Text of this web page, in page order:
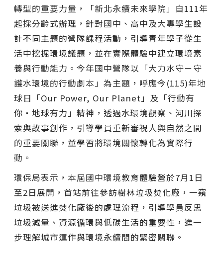
轉型的重要力量，「新北永續未來學院」自111年
起採分齡式辦理，針對國中、高中及大專學生設
計不同主題的營隊課程活動，引導青年學子從生
活中挖掘環境議題，並在實際體驗中建立環境素
養與行動能力。今年國中營隊以「大力水守－守
護水環境的行動劇本」為主題，呼應今(115)年地
球日「Our Power, Our Planet」及「行動有
你・地球有力」精神，透過水環境觀察、河川探
索與故事創作，引導學員重新審視人與自然之間
的重要關聯，並學習將環境關懷轉化為實際行
動。
環保局表示，本屆國中環境教育體驗營於7月1日
至2日展開，首站前往參訪樹林垃圾焚化廠，一窺
垃圾被送進焚化廠後的處理流程，引導學員反思
垃圾減量、資源循環與低碳生活的重要性，進一
步理解城市運作與環境永續間的緊密關聯。